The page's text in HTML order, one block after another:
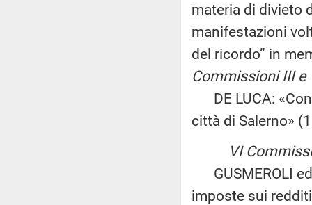
materia di divieto
manifestazioni
del ricordo” in
Commissioni III e
DE LUCA:
città di Salerno»
VI
GUSMEROLI
imposte sui